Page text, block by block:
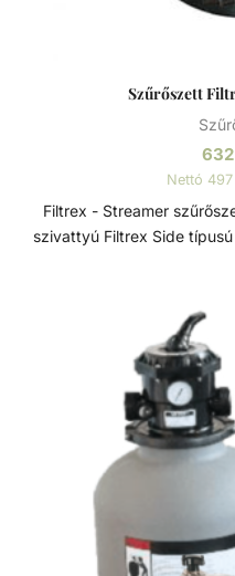
Szűrőszett
Nettó
Filtrex - Streamer szűrőszett Gemas Streamer
szivattyú Filtrex Side
energiahatékonyság és a
kombinációját kínálják.
tartozékok széles
medencéhez legjobban
szűrőrendszereket
alkatrészek precíz
szivattyúk és szűrők
energiahatékonyság
önfelszívó szivattyú,